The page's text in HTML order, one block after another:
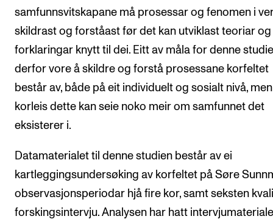
samfunnsvitskapane må prosessar og fenomen i
skildrast og forståast før det kan utviklast teoriar og
forklaringar knytt til dei. Eitt av måla for denne
derfor vore å skildre og forstå prosessane korfeltet
består av, både på eit individuelt og sosialt nivå,
korleis dette kan seie noko meir om samfunnet det
eksisterer i.
Datamaterialet til denne studien består av ei
kartleggingsundersøking av korfeltet på Søre
observasjonsperiodar hjå fire kor, samt seksten
forskingsintervju. Analysen har hatt